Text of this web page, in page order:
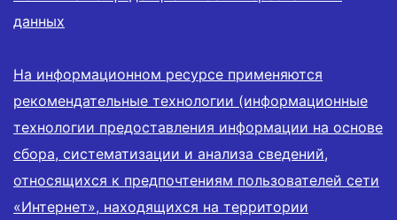
данных
На информационном ресурсе применяются
рекомендательные технологии (информационные
технологии предоставления информации на основе
сбора, систематизации и анализа сведений,
относящихся к предпочтениям пользователей сети
«Интернет», находящихся на территории